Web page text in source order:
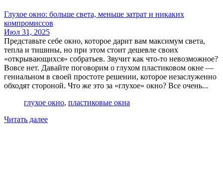
Глухое окно: больше света, меньше затрат и никаких
компромиссов
Июл 31, 2025
Представьте себе окно, которое дарит вам максимум света,
тепла и тишины, но при этом стоит дешевле своих
«открывающихся» собратьев. Звучит как что-то невозможное?
Вовсе нет. Давайте поговорим о глухом пластиковом окне —
гениальном в своей простоте решении, которое незаслуженно
обходят стороной. Что же это за «глухое» окно? Все очень...
глухое окно, пластиковые окна
Читать далее